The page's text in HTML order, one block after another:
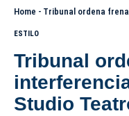
Home - Tribunal ordena frenar
ESTILO
Tribunal
Studio